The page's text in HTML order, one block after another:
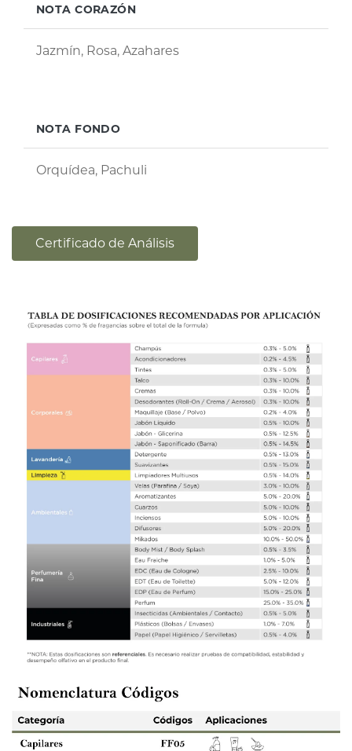
NOTA CORAZÓN
Jazmín, Rosa, Azahares
NOTA FONDO
Orquídea, Pachuli
Certificado de Análisis